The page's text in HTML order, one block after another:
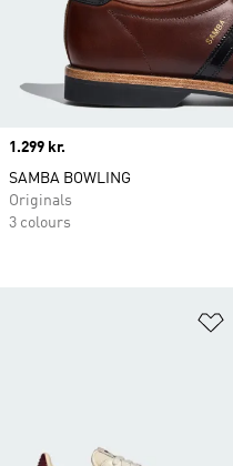
Price
1.299 kr.
SAMBA BOWLING
Originals
3 colours